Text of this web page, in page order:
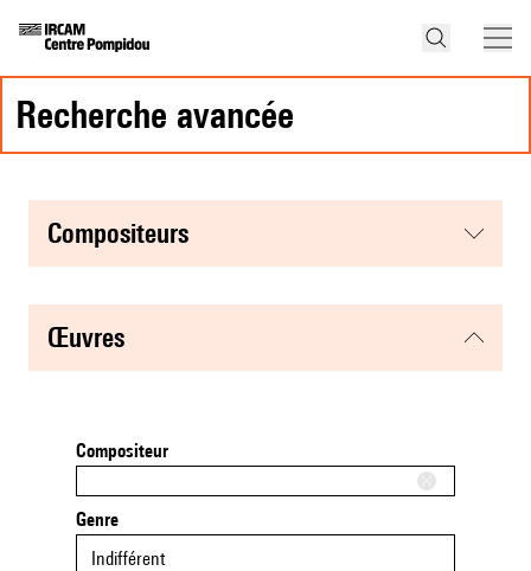
recherche avancée
compositeurs
œuvres
Compositeur
Genre
Indifférent